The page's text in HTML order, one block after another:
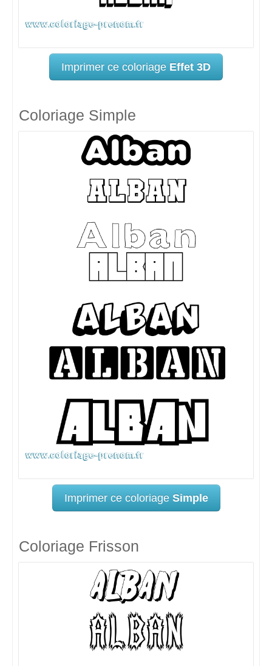
Imprimer ce coloriage Effet 3D
Coloriage Simple
Imprimer ce coloriage Simple
Coloriage Frisson